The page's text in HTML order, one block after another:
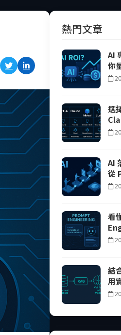
熱門文章
AI
你
選
AI
從
看
懂
結
用
公